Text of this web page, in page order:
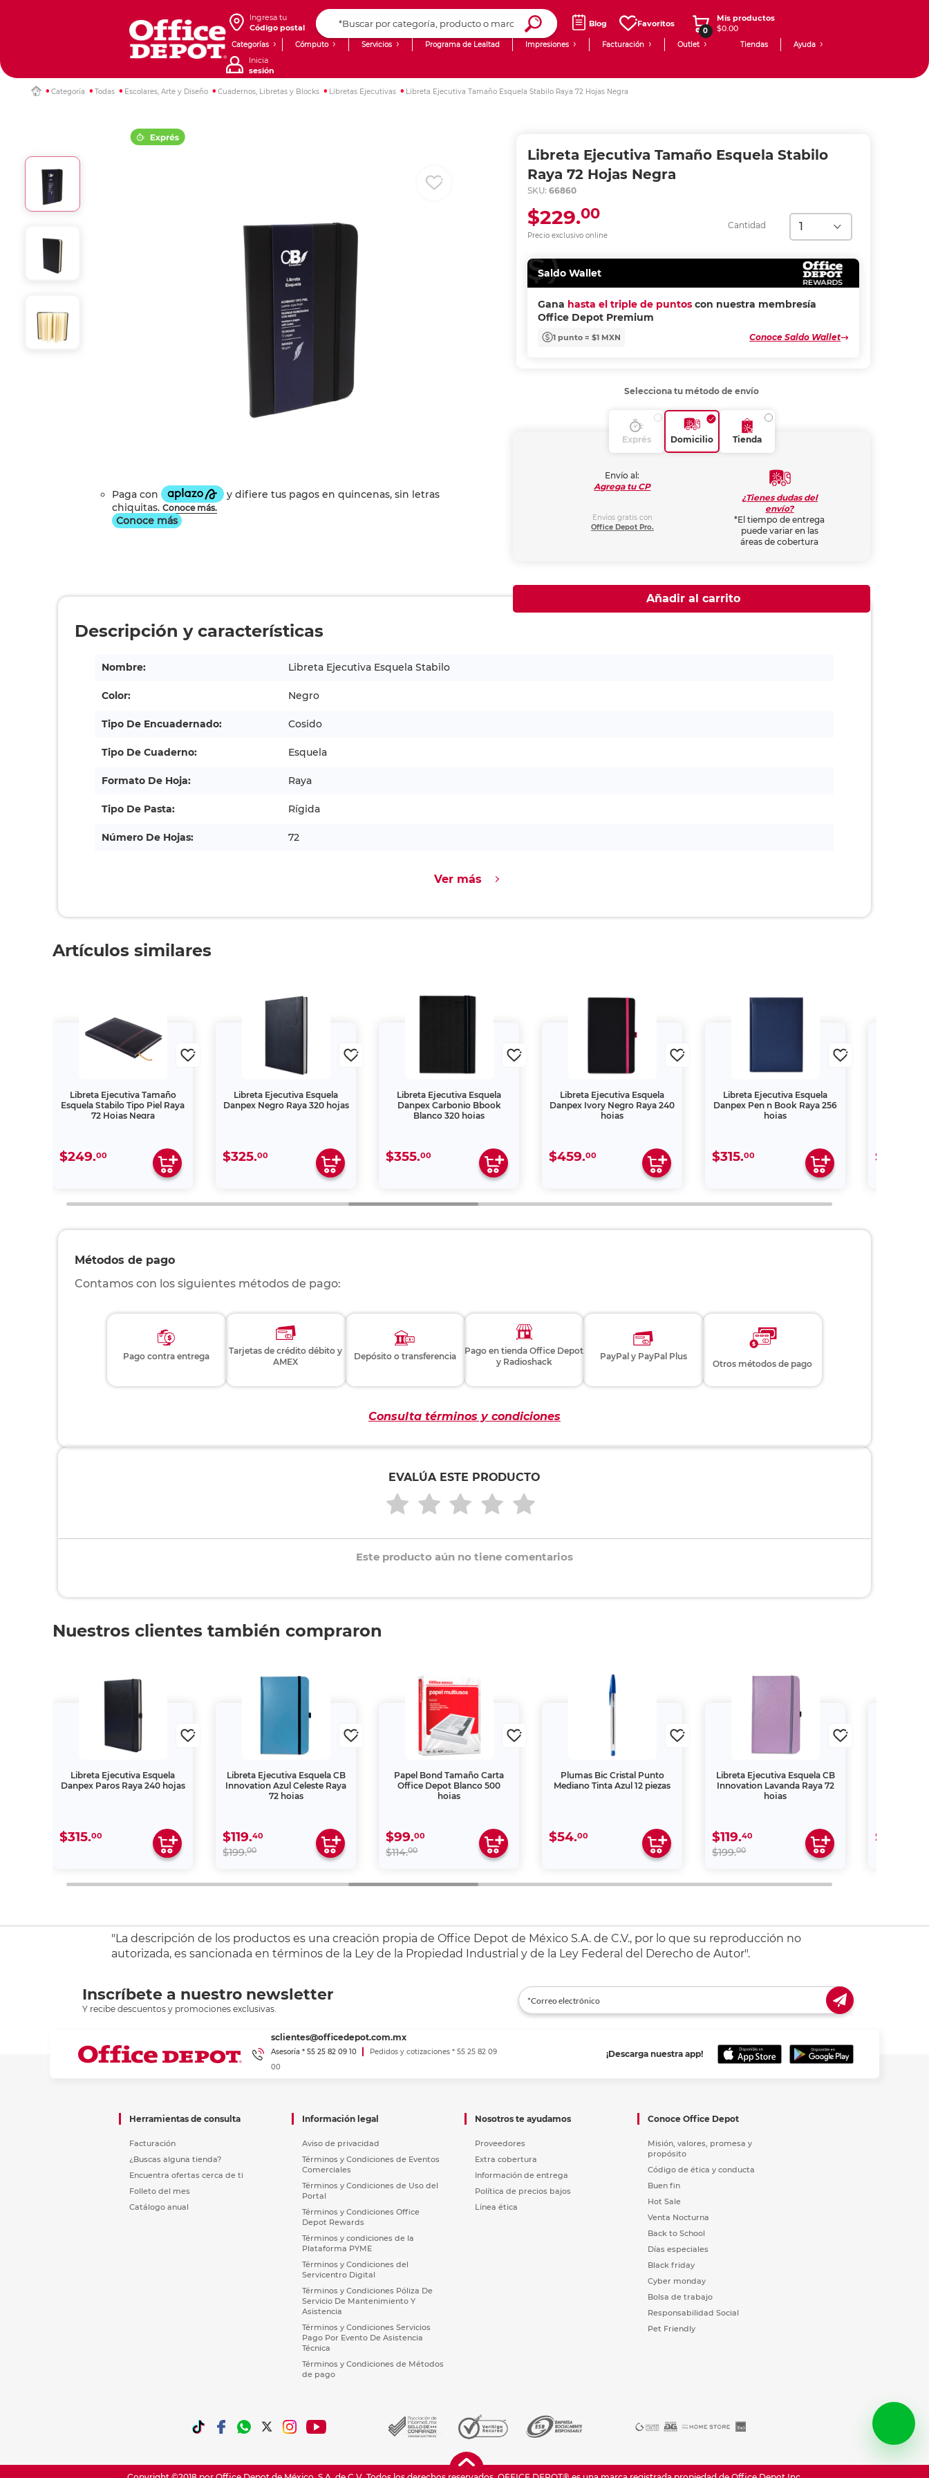
Ingresa tu
Código postal
Blog Favoritos
0
Mis productos
$0.00
Categorías Cómputo Servicios Programa de Lealtad Impresiones Facturación Outlet Tiendas Ayuda
Inicia
sesión
Categoría Todas Escolares, Arte y Diseño Cuadernos, Libretas y Blocks Libretas Ejecutivas Libreta Ejecutiva Tamaño Esquela Stabilo Raya 72 Hojas Negra
Conoce más
Libreta Ejecutiva Tamaño Esquela Stabilo
Raya 72 Hojas Negra
SKU: 66860
Cantidad
Precio exclusivo online
$229.00
Saldo Wallet
Gana hasta el triple de puntos con nuestra membresía
Office Depot Premium
1 punto = $1 MXN Conoce Saldo Wallet
Selecciona tu método de envío
Exprés Domicilio Tienda
Envío al:
Agrega tu CP
Envíos gratis con
Office Depot Pro.
¿Tienes dudas del
envío?
*El tiempo de entrega
puede variar en las
áreas de cobertura
Añadir al carrito
Descripción y características
Nombre: Libreta Ejecutiva Esquela Stabilo
Color: Negro
Tipo De Encuadernado: Cosido
Tipo De Cuaderno: Esquela
Formato De Hoja: Raya
Tipo De Pasta: Rígida
Número De Hojas: 72
Ver más
Artículos similares
Libreta Ejecutiva Tamaño
Esquela Stabilo Tipo Piel Raya
72 Hojas Negra
$249.00
Libreta Ejecutiva Esquela
Danpex Negro Raya 320 hojas
$325.00
Libreta Ejecutiva Esquela
Danpex Carbonio Bbook
Blanco 320 hojas
$355.00
Libreta Ejecutiva Esquela
Danpex Ivory Negro Raya 240
hojas
$459.00
Libreta Ejecutiva Esquela
Danpex Pen n Book Raya 256
hojas
$315.00 $279.
Métodos de pago
Contamos con los siguientes métodos de pago:
Pago contra entrega
Tarjetas de crédito débito y
AMEX
Depósito o transferencia
Pago en tienda Office Depot
y Radioshack
PayPal y PayPal Plus
Otros métodos de pago
Consulta términos y condiciones
EVALÚA ESTE PRODUCTO
Este producto aún no tiene comentarios
Nuestros clientes también compraron
Libreta Ejecutiva Esquela
Danpex Paros Raya 240 hojas
$315.00
Libreta Ejecutiva Esquela CB
Innovation Azul Celeste Raya
72 hojas
$119.40
$199.00
Papel Bond Tamaño Carta
Office Depot Blanco 500
hojas
$99.00
$114.00
Plumas Bic Cristal Punto
Mediano Tinta Azul 12 piezas
$54.00
Libreta Ejecutiva Esquela CB
Innovation Lavanda Raya 72
hojas
$119.40
$199.00
$199.
"La descripción de los productos es una creación propia de Office Depot de México S.A. de C.V., por lo que su reproducción no
autorizada, es sancionada en términos de la Ley de la Propiedad Industrial y de la Ley Federal del Derecho de Autor".
Inscríbete a nuestro newsletter
Y recibe descuentos y promociones exclusivas.
¡Descarga nuestra app!
sclientes@officedepot.com.mx
Asesoría * 55 25 82 09 10
Pedidos y cotizaciones * 55 25 82 09
00
Herramientas de consulta
Facturación
¿Buscas alguna tienda?
Encuentra ofertas cerca de ti
Folleto del mes
Catálogo anual
Información legal
Aviso de privacidad
Términos y Condiciones de Eventos
Comerciales
Términos y Condiciones de Uso del
Portal
Términos y Condiciones Office
Depot Rewards
Términos y condiciones de la
Plataforma PYME
Términos y Condiciones del
Servicentro Digital
Términos y Condiciones Póliza De
Servicio De Mantenimiento Y
Asistencia
Términos y Condiciones Servicios
Pago Por Evento De Asistencia
Técnica
Términos y Condiciones de Métodos
de pago
Nosotros te ayudamos
Proveedores
Extra cobertura
Información de entrega
Política de precios bajos
Línea ética
Conoce Office Depot
Misión, valores, promesa y
propósito
Código de ética y conducta
Buen fin
Hot Sale
Venta Nocturna
Back to School
Días especiales
Black friday
Cyber monday
Bolsa de trabajo
Responsabilidad Social
Pet Friendly